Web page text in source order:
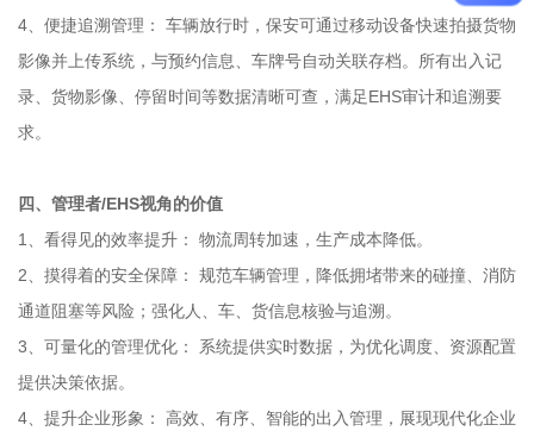
4、便捷追溯管理： 车辆放行时，保安可通过移动设备快速拍摄货物
影像并上传系统，与预约信息、车牌号自动关联存档。所有出入记
录、货物影像、停留时间等数据清晰可查，满足EHS审计和追溯要
求。
四、管理者/EHS视角的价值
1、看得见的效率提升： 物流周转加速，生产成本降低。
2、摸得着的安全保障： 规范车辆管理，降低拥堵带来的碰撞、消防
通道阻塞等风险；强化人、车、货信息核验与追溯。
3、可量化的管理优化： 系统提供实时数据，为优化调度、资源配置
提供决策依据。
4、提升企业形象： 高效、有序、智能的出入管理，展现现代化企业